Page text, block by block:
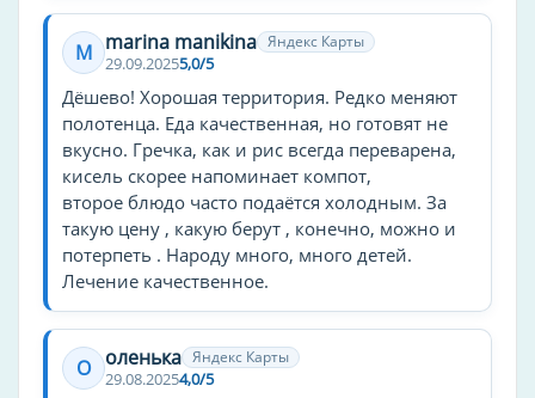
Спорт и здоровье
Бадминтон
Йога
Катание на лыжах
Рыбалка
Бильярд
Волейбольная площадка
Спортзал
Футбольное поле
Детский бассейн
M marina manikina Яндекс Карты
29.09.20255,0/5
Дёшево! Хорошая территория. Редко меняют
полотенца. Еда качественная, но готовят не
вкусно. Гречка, как и рис всегда переварена,
кисель скорее напоминает компот,
второе блюдо часто подаётся холодным. За
такую цену , какую берут , конечно, можно и
потерпеть . Народу много, много детей.
Лечение качественное.
О оленька Яндекс Карты
29.08.20254,0/5